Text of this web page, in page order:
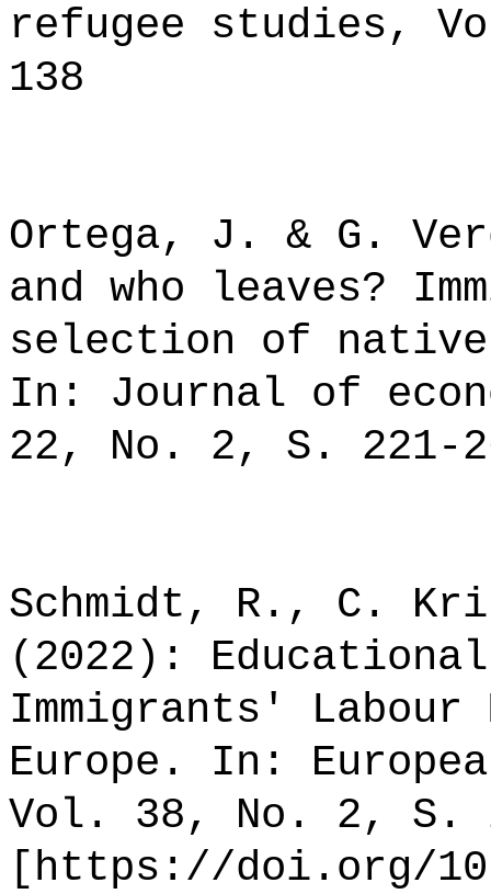
refugee studies,
138
Ortega, J. & G.
and who leaves?
selection of
In: Journal of
22, No. 2, S. 221-
Schmidt, R., C.
(2022):
Immigrants' Labour
Europe. In:
Vol. 38, No. 2, S.
[https://doi.org/